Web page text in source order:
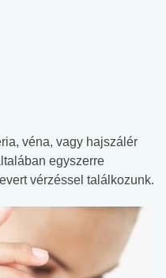
véna, vagy hajszálér
egyszerre
vérzéssel találkozunk.